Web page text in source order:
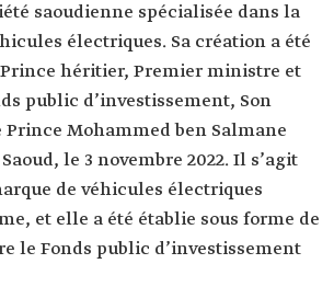
saoudienne spécialisée dans la
électriques. Sa création a été
héritier, Premier ministre et
public d’investissement, Son
Prince Mohammed ben Salmane
le 3 novembre 2022. Il s’agit
de véhicules électriques
et elle a été établie sous forme de
le Fonds public d’investissement